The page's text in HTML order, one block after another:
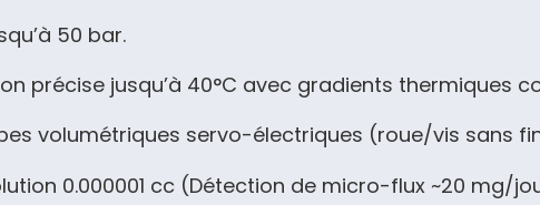
50 bar.
précise jusqu’à 40°C avec gradients thermiques
volumétriques servo-électriques (roue/vis sans
0.000001 cc (Détection de micro-flux ~20 mg/